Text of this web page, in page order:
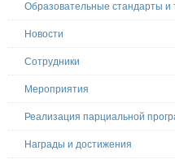
Образовательные стандарты и
Новости
Сотрудники
Мероприятия
Реализация парциальной
Награды и достижения